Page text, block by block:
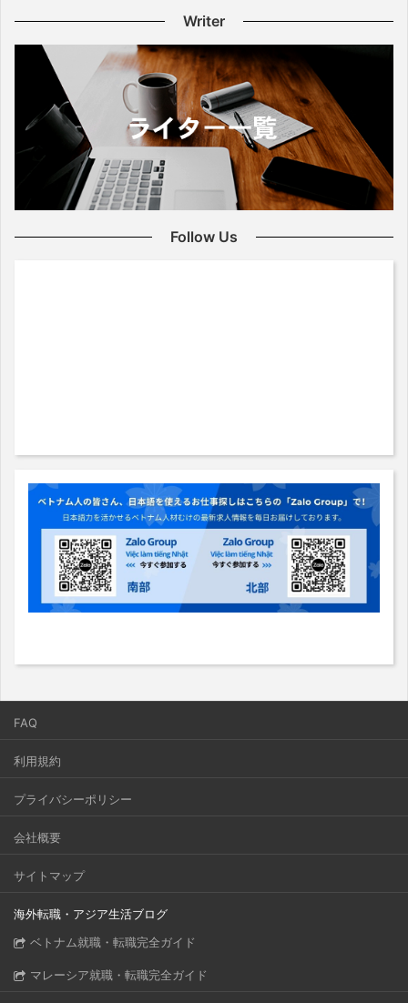
Writer
Follow Us
FAQ
利用規約
プライバシーポリシー
会社概要
サイトマップ
海外転職・アジア生活ブログ
ベトナム就職・転職完全ガイド
マレーシア就職・転職完全ガイド